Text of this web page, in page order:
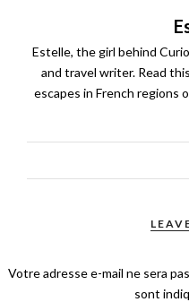
Estelle, the girl behind
and travel writer. Read
escapes in French regions
Votre adresse e-mail ne sera
sont